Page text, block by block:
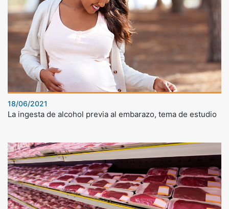
18/06/2021
La ingesta de alcohol previa al embarazo, tema de estudio